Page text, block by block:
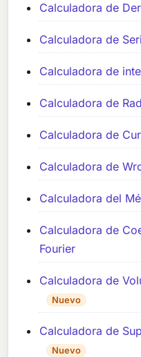
Calculadora de
Calculadora de
Calculadora de
Calculadora de
Calculadora de
Calculadora de
Calculadora del
Calculadora de
Fourier
Calculadora de
Nuevo
Calculadora de
Nuevo